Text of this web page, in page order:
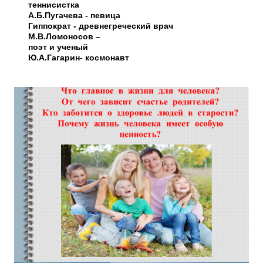
теннисистка
А.Б.Пугачева - певица
Гиппократ - древнегреческий врач
М.В.Ломоносов –
поэт и ученый
Ю.А.Гагарин- космонавт